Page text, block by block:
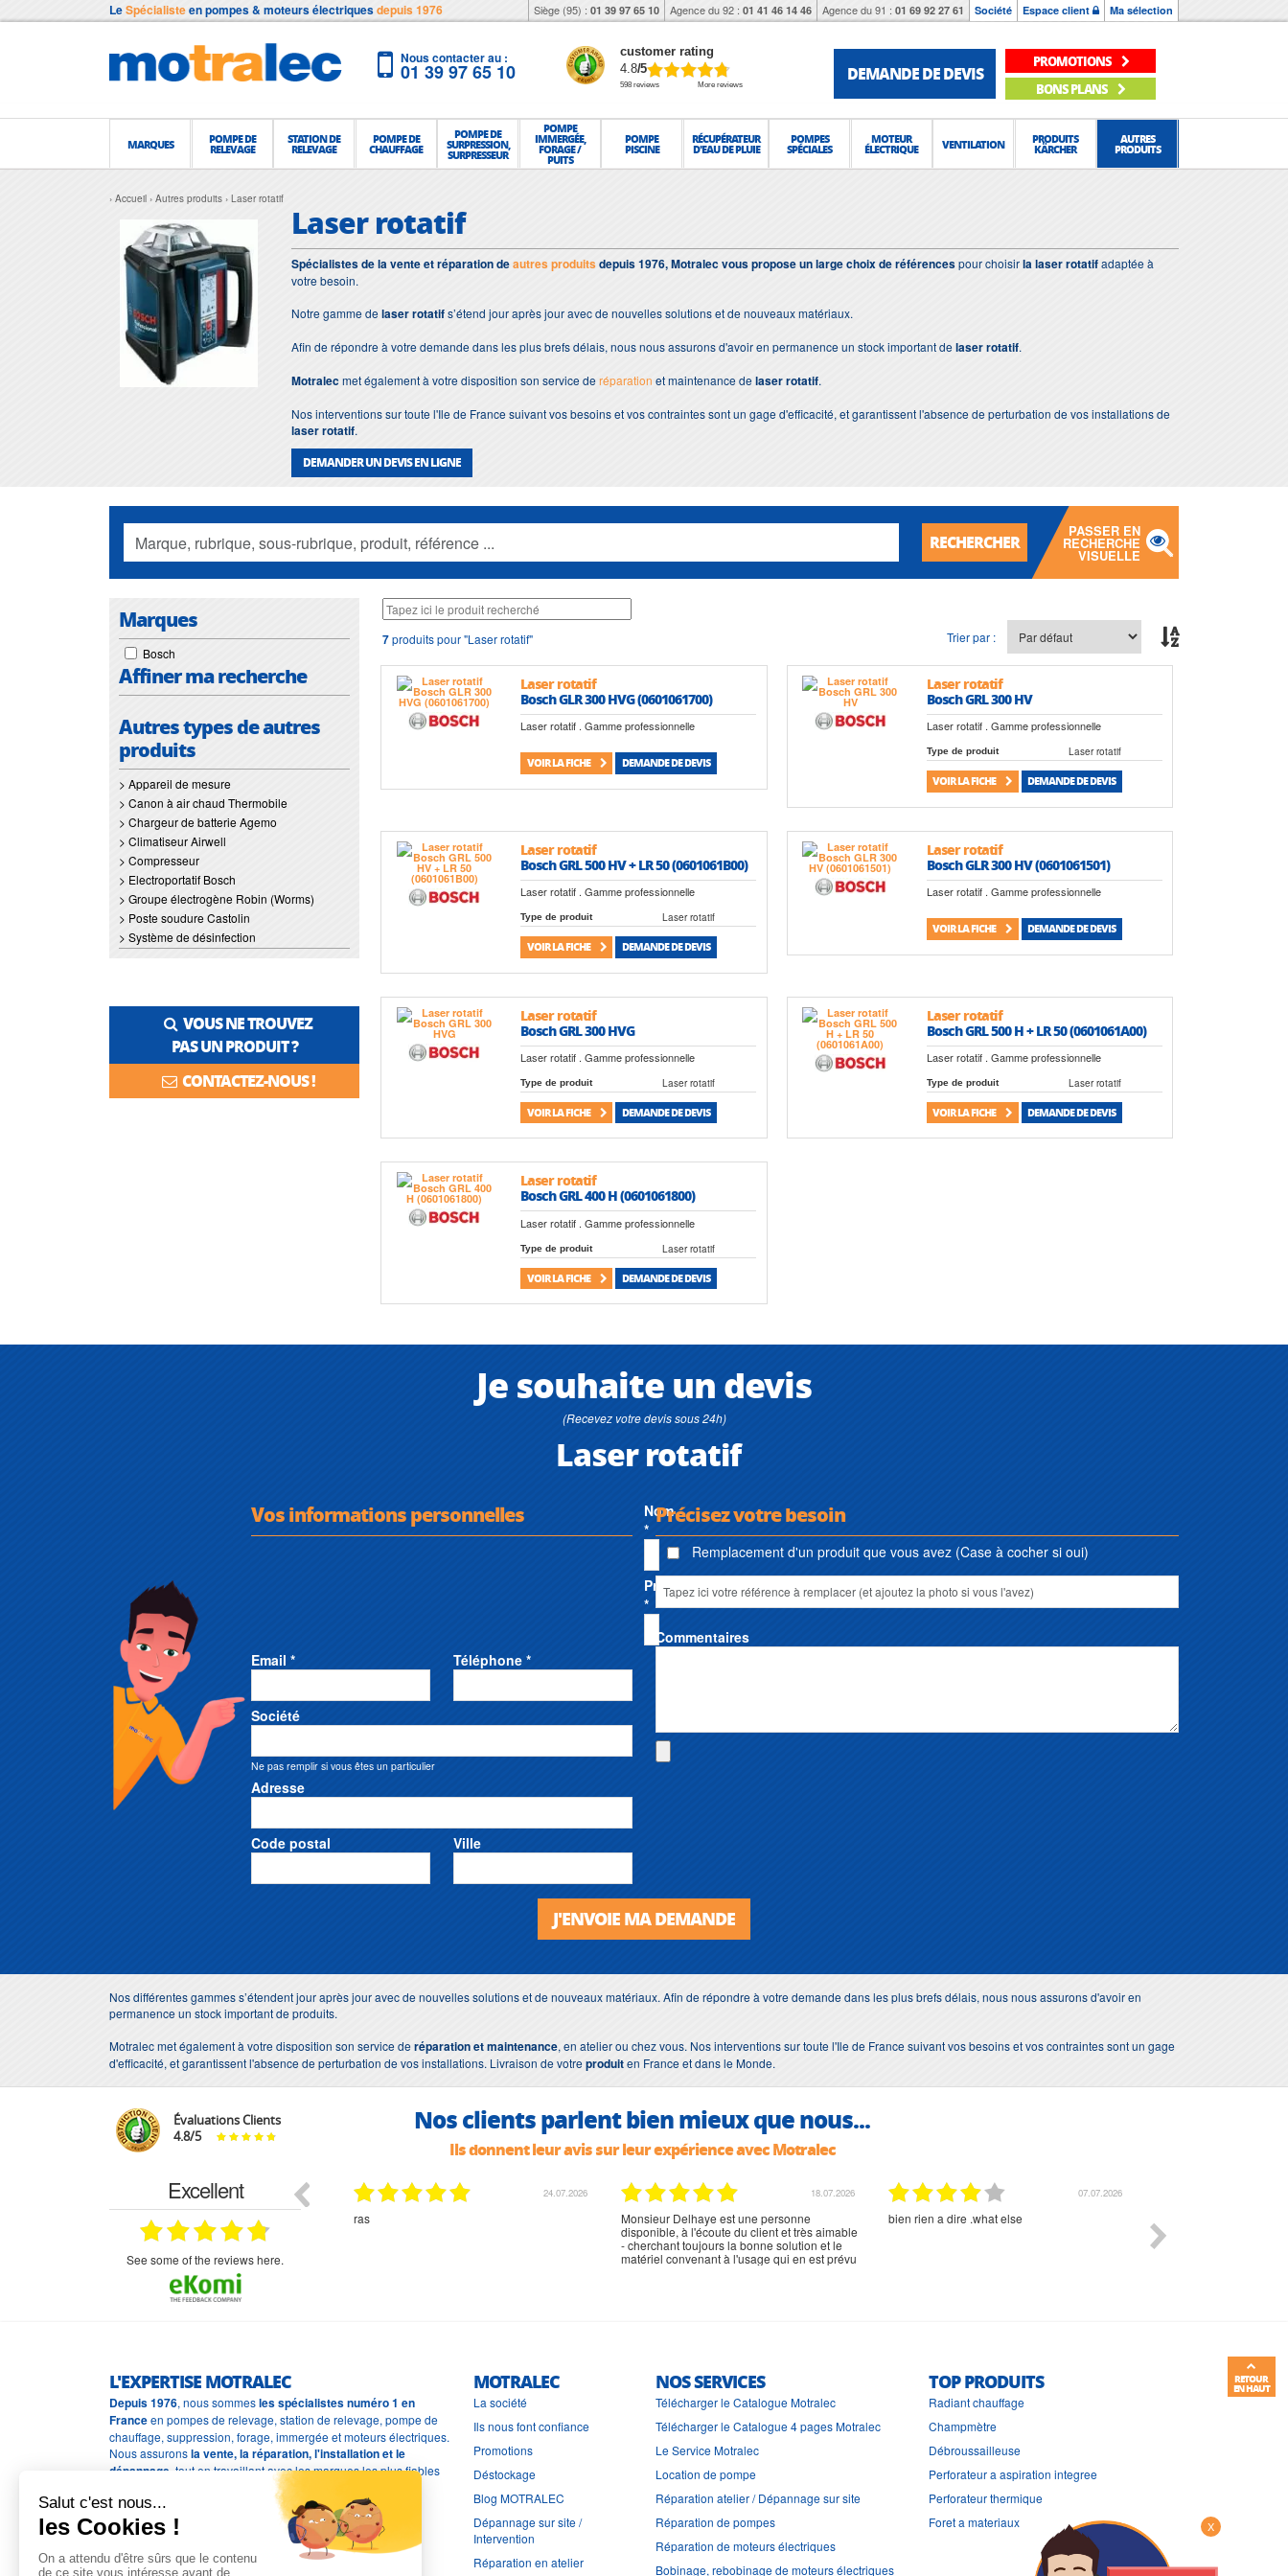
LeSpécialisteen pompes & moteurs électriquesdepuis 1976 Siège (95) : 01 39 97 65 10 Agence du 92 : 01 41 46 14 46 Agence du 91 : 01 69 92 27 61 Société Espace client Ma sélection
Nous contacter au :
01 39 97 65 10
customer rating
4.8/5
598 reviews More reviews
DEMANDE DE DEVIS
PROMOTIONS
BONS PLANS
MARQUES POMPE DE
RELEVAGE
STATION DE
RELEVAGE
POMPE DE
CHAUFFAGE
POMPE DE
SURPRESSION,
SURPRESSEUR
POMPE
IMMERGÉE,
FORAGE /
PUITS
POMPE
PISCINE
RÉCUPÉRATEUR
D'EAU DE PLUIE
POMPES
SPÉCIALES
MOTEUR
ÉLECTRIQUE VENTILATION PRODUITS
KÄRCHER
AUTRES
PRODUITS
Accueil Autres produits Laser rotatif
Laser rotatif
Spécialistes de la vente et réparation deautres produitsdepuis 1976, Motralec vous propose un large choix de référencespour choisirla laser rotatifadaptée à
votre besoin.
Notre gamme delaser rotatifs’étend jour après jour avec de nouvelles solutions et de nouveaux matériaux.
Afin de répondre à votre demande dans les plus brefs délais, nous nous assurons d'avoir en permanence un stock important delaser rotatif.
Motralecmet également à votre disposition son service deréparation et maintenance delaser rotatif.
Nos interventions sur toute l'Ile de France suivant vos besoins et vos contraintes sont un gage d'efficacité, et garantissent l'absence de perturbation de vos installations de
laser rotatif.
DEMANDER UN DEVIS EN LIGNE
RECHERCHER
PASSER EN
RECHERCHE
VISUELLE
Marques
Bosch
Affiner ma recherche
Autres types de autres
produits
> Appareil de mesure
> Canon à air chaud Thermobile
> Chargeur de batterie Agemo
> Climatiseur Airwell
> Compresseur
> Electroportatif Bosch
> Groupe électrogène Robin (Worms)
> Poste soudure Castolin
> Système de désinfection
VOUS NE TROUVEZ
PAS UN PRODUIT ?
CONTACTEZ-NOUS !
7produits pour "Laser rotatif" Trier par :
Laser rotatif
Bosch GLR 300 HVG (0601061700)
Laser rotatif . Gamme professionnelle
VOIR LA FICHE DEMANDE DE DEVIS
Laser rotatif
Bosch GRL 300 HV
Laser rotatif . Gamme professionnelle
Type de produit Laser rotatif
VOIR LA FICHE DEMANDE DE DEVIS
Laser rotatif
Bosch GRL 500 HV + LR 50 (0601061B00)
Laser rotatif . Gamme professionnelle
Type de produit Laser rotatif
VOIR LA FICHE DEMANDE DE DEVIS
Laser rotatif
Bosch GLR 300 HV (0601061501)
Laser rotatif . Gamme professionnelle
VOIR LA FICHE DEMANDE DE DEVIS
Laser rotatif
Bosch GRL 300 HVG
Laser rotatif . Gamme professionnelle
Type de produit Laser rotatif
VOIR LA FICHE DEMANDE DE DEVIS
Laser rotatif
Bosch GRL 500 H + LR 50 (0601061A00)
Laser rotatif . Gamme professionnelle
Type de produit Laser rotatif
VOIR LA FICHE DEMANDE DE DEVIS
Laser rotatif
Bosch GRL 400 H (0601061800)
Laser rotatif . Gamme professionnelle
Type de produit Laser rotatif
VOIR LA FICHE DEMANDE DE DEVIS
Je souhaite un devis
(Recevez votre devis sous 24h)
Laser rotatif
Vos informations personnelles
Nom
*
Prénom
*
Email * Téléphone *
Société
Ne pas remplir si vous êtes un particulier
Adresse
Code postal Ville
Précisez votre besoin
Remplacement d'un produit que vous avez (Case à cocher si oui)
Commentaires
J'ENVOIE MA DEMANDE
Nos différentes gammes s’étendent jour après jour avec de nouvelles solutions et de nouveaux matériaux. Afin de répondre à votre demande dans les plus brefs délais, nous nous assurons d'avoir en
permanence un stock important de produits.
Motralec met également à votre disposition son service deréparation et maintenance, en atelier ou chez vous. Nos interventions sur toute l'Ile de France suivant vos besoins et vos contraintes sont un gage
d'efficacité, et garantissent l'absence de perturbation de vos installations. Livraison de votreproduiten France et dans le Monde.
Évaluations Clients
4.8/5 Nos clients parlent bien mieux que nous...
Ils donnent leur avis sur leur expérience avec Motralec
Excellent
see some of the reviews here.
29.03.2026
bonjour commande pompe puit malgré un
appel en dehors des heures d ouverture votre
commercial a géré ma demande le devis reçu
immédiatement un fois le paiement effectue la
commande a été valider l envoi a été un peu
long mais dans l ensemble très satisfait
24.07.2026
ras
18.07.2026
Monsieur Delhaye est une personne
disponible, à l'écoute du client et très aimable
- cherchant toujours la bonne solution et le
matériel convenant à l'usage qui en est prévu
07.07.2026
bien rien a dire .what else
L'EXPERTISE MOTRALEC
Depuis 1976, nous sommesles spécialistes numéro 1 en
Franceen pompes de relevage, station de relevage, pompe de
chauffage, suppression, forage, immergée et moteurs électriques.
Nous assuronsla vente, la réparation, l'installation et le
dépannage , tout en travaillant avec les marques les plus fiables
MOTRALEC
La société
Ils nous font confiance
Promotions
Déstockage
Blog MOTRALEC
Dépannage sur site /
Intervention
Réparation en atelier
NOS SERVICES
Télécharger le Catalogue Motralec
Télécharger le Catalogue 4 pages Motralec
Le Service Motralec
Location de pompe
Réparation atelier / Dépannage sur site
Réparation de pompes
Réparation de moteurs électriques
Bobinage, rebobinage de moteurs électriques
TOP PRODUITS
Radiant chauffage
Champmètre
Débroussailleuse
Perforateur a aspiration integree
Perforateur thermique
Foret a materiaux
X
RETOUR
EN HAUT